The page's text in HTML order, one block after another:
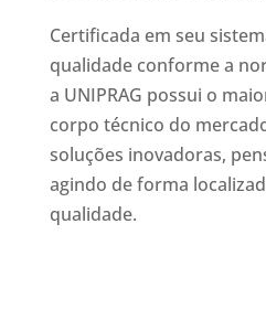
Certificada em seu
qualidade conforme a
a UNIPRAG possui o
corpo técnico do
soluções inovadoras,
agindo de forma
qualidade.